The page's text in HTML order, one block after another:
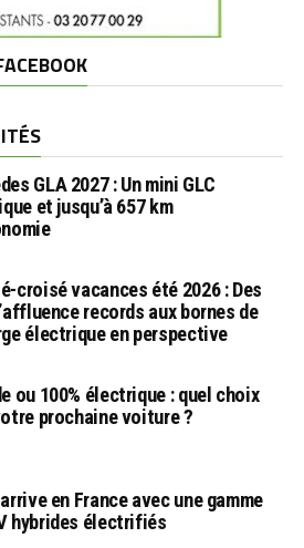
GLA 2027 : Un mini GLC
et jusqu’à 657 km
croisé vacances été 2026 : Des
records aux bornes de
électrique en perspective
ou 100% électrique : quel choix
prochaine voiture ?
en France avec une gamme
hybrides électrifiés